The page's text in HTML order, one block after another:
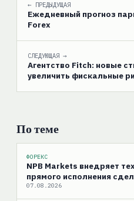
← ПРЕДЫДУЩАЯ
Ежедневный прогноз
Forex
СЛЕДУЮЩАЯ →
Агентство Fitch: новые
увеличить фискальные
По теме
ФОРЕКС
NPB Markets внедряет
прямого исполнения
07.08.2026